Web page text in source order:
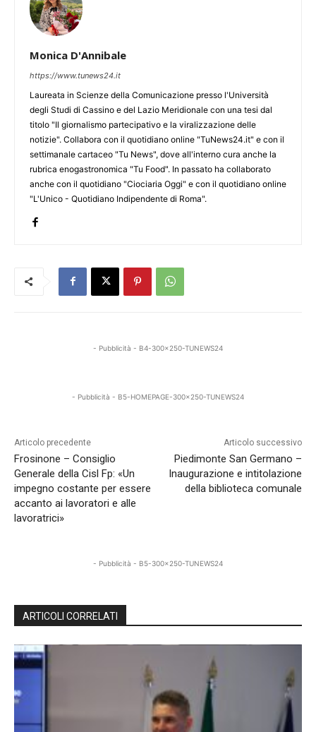
Monica D'Annibale
https://www.tunews24.it
Laureata in Scienze della Comunicazione presso l'Università
degli Studi di Cassino e del Lazio Meridionale con una tesi dal
titolo "Il giornalismo partecipativo e la viralizzazione delle
notizie". Collabora con il quotidiano online "TuNews24.it" e con il
settimanale cartaceo "Tu News", dove all'interno cura anche la
rubrica enogastronomica "Tu Food". In passato ha collaborato
anche con il quotidiano "Ciociaria Oggi" e con il quotidiano online
"L'Unico - Quotidiano Indipendente di Roma".
- Pubblicità - B4-300x250-TUNEWS24
- Pubblicità - B5-HOMEPAGE-300x250-TUNEWS24
Articolo precedente
Frosinone – Consiglio
Generale della Cisl Fp: «Un
impegno costante per essere
accanto ai lavoratori e alle
lavoratrici»
Articolo successivo
Piedimonte San Germano –
Inaugurazione e intitolazione
della biblioteca comunale
- Pubblicità - B5-300x250-TUNEWS24
ARTICOLI CORRELATI